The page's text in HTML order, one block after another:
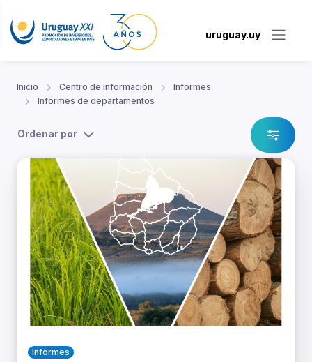
uruguay.uy
Inicio Centro de información
Informes
Informes de departamentos
Ordenar por
Informes